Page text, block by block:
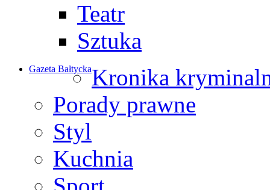
Teatr
Sztuka
Gazeta BałtyckaKronika
Porady prawne
Styl
Kuchnia